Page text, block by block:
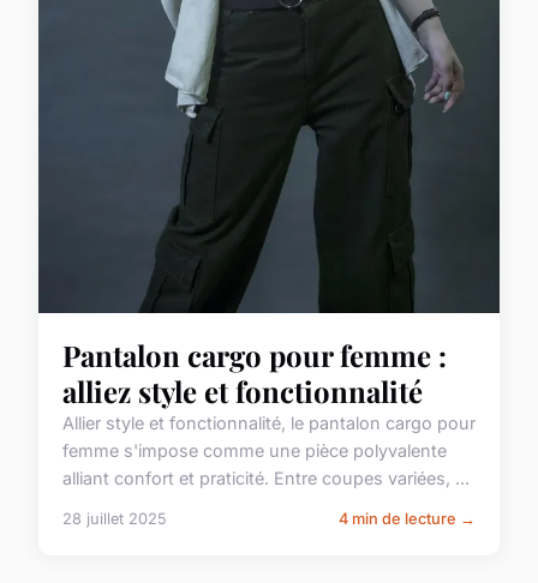
Pantalon cargo pour femme :
alliez style et fonctionnalité
Allier style et fonctionnalité, le pantalon cargo pour
femme s'impose comme une pièce polyvalente
alliant confort et praticité. Entre coupes variées, ...
28 juillet 2025 4 min de lecture →